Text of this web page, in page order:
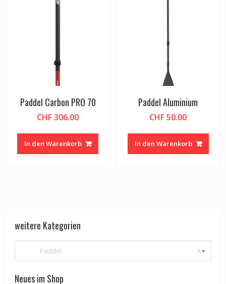
Paddel Carbon PRO 70
CHF306.00
In den Warenkorb
Paddel Aluminium
CHF50.00
In den Warenkorb
weitere Kategorien
×
Paddel
Neues im Shop